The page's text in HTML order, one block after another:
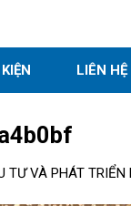
LIÊN HỆ
VÀ PHÁT TRIỂN